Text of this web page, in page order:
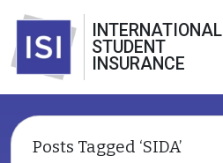
INTERNATIONAL
STUDENT
INSURANCE
Posts Tagged ‘SIDA’